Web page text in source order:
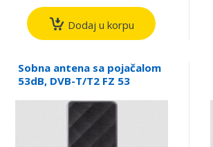
Dodaj u korpu
Sobna antena sa pojačalom
53dB, DVB-T/T2 FZ 53